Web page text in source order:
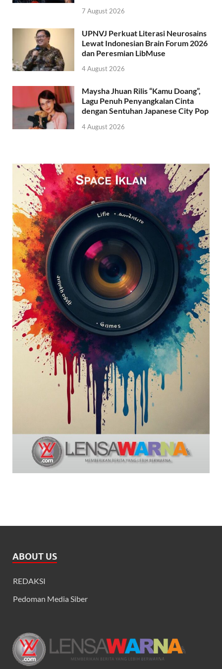
7 August 2026
UPNVJ Perkuat Literasi Neurosains
Lewat Indonesian Brain Forum 2026
dan Peresmian LibMuse
4 August 2026
Maysha Jhuan Rilis “Kamu Doang”,
Lagu Penuh Penyangkalan Cinta
dengan Sentuhan Japanese City Pop
4 August 2026
ABOUT US
REDAKSI
Pedoman Media Siber